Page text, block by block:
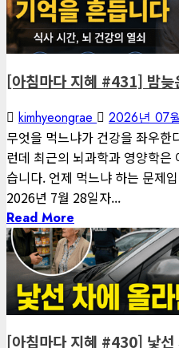
게재된 글
아침마다 지혜
[아침마다 지혜 #431] 밤늦
kimhyeongrae 2026년 07
무엇을 먹느냐가 건강을 좌우한
런데 최근의 뇌과학과 영양학은
습니다. 언제 먹느냐 하는 문제
2026년 7월 28일자...
Read More
1 minute read
게재된 글
아침마다 지혜
[아침마다 지혜 #430] 낯